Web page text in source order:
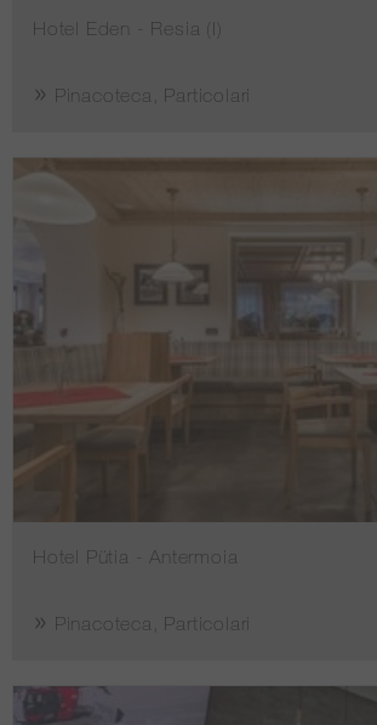
Hotel Eden - Resia (I)
Pinacoteca, Particolari
Hotel Pütia - Antermoia
Pinacoteca, Particolari